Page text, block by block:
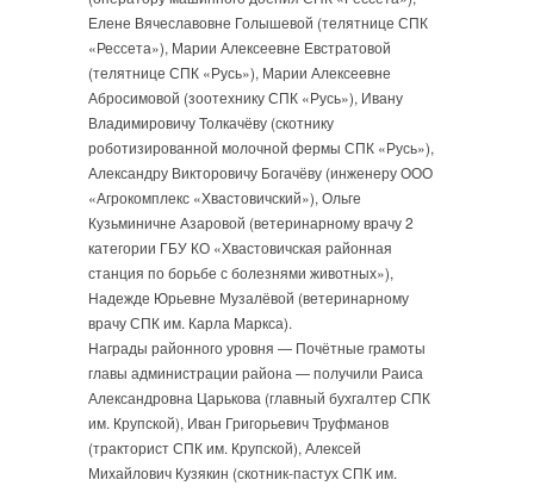
Елене Вячеславовне Голышевой (телятнице СПК
«Рессета»), Марии Алексеевне Евстратовой
(телятнице СПК «Русь»), Марии Алексеевне
Абросимовой (зоотехнику СПК «Русь»), Ивану
Владимировичу Толкачёву (скотнику
роботизированной молочной фермы СПК «Русь»),
Александру Викторовичу Богачёву (инженеру ООО
«Агрокомплекс «Хвастовичский»), Ольге
Кузьминичне Азаровой (ветеринарному врачу 2
категории ГБУ КО «Хвастовичская районная
станция по борьбе с болезнями животных»),
Надежде Юрьевне Музалёвой (ветеринарному
врачу СПК им. Карла Маркса).
Награды районного уровня — Почётные грамоты
главы администрации района — получили Раиса
Александровна Царькова (главный бухгалтер СПК
им. Крупской), Иван Григорьевич Труфманов
(тракторист СПК им. Крупской), Алексей
Михайлович Кузякин (скотник-пастух СПК им.